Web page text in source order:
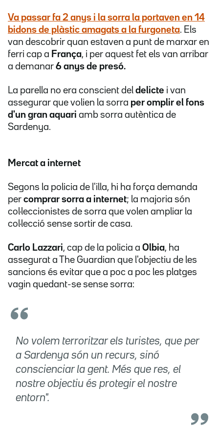
Va passar fa 2 anys i la sorra la portaven en 14
bidons de plàstic amagats a la furgoneta. Els
van descobrir quan estaven a punt de marxar en
ferri cap a França, i per aquest fet els van arribar
a demanar 6 anys de presó.
La parella no era conscient del delicte i van
assegurar que volien la sorra per omplir el fons
d'un gran aquari amb sorra autèntica de
Sardenya.
Mercat a internet
Segons la policia de l'illa, hi ha força demanda
per comprar sorra a internet; la majoria són
col·leccionistes de sorra que volen ampliar la
col·lecció sense sortir de casa.
Carlo Lazzari, cap de la policia a Olbia, ha
assegurat a The Guardian que l'objectiu de les
sancions és evitar que a poc a poc les platges
vagin quedant-se sense sorra:
No volem terroritzar els turistes, que per
a Sardenya són un recurs, sinó
conscienciar la gent. Més que res, el
nostre objectiu és protegir el nostre
entorn".